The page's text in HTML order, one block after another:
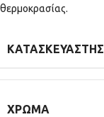
θερμοκρασίας.
ΚΑΤΑΣΚΕΥΑΣΤΉΣ
ΧΡΏΜΑ